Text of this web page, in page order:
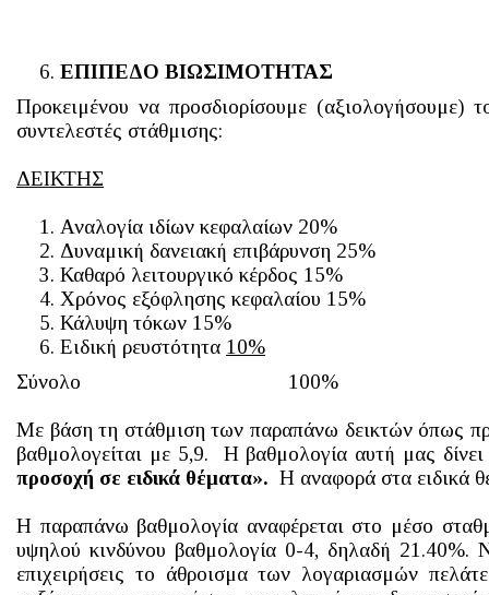
ΕΠΙΠΕΔΟ ΒΙΩΣΙΜΟΤΗΤΑΣ
Προκειμένου να προσδιορίσουμε (αξιολογήσουμε)
συντελεστές στάθμισης:
ΔΕΙΚΤΗΣ
Αναλογία ιδίων κεφαλαίων 20%
Δυναμική δανειακή επιβάρυνση 25%
Καθαρό λειτουργικό κέρδος 15%
Χρόνος εξόφλησης κεφαλαίου 15%
Κάλυψη τόκων 15%
Ειδική ρευστότητα 10%
Σύνολο 100%
Με βάση τη στάθμιση των παραπάνω δεικτών όπως
βαθμολογείται με 5,9. Η βαθμολογία αυτή μας
προσοχή σε ειδικά θέματα». Η αναφορά στα ειδικά
Η παραπάνω βαθμολογία αναφέρεται στο μέσο
υψηλού κινδύνου βαθμολογία 0-4, δηλαδή 21.40%.
επιχειρήσεις το άθροισμα των λογαριασμών